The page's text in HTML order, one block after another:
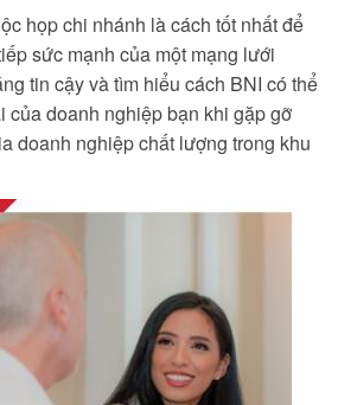
họp chi nhánh là cách tốt nhất để
sức mạnh của một mạng lưới
tin cậy và tìm hiểu cách BNI có thể
của doanh nghiệp bạn khi gặp gỡ
doanh nghiệp chất lượng trong khu